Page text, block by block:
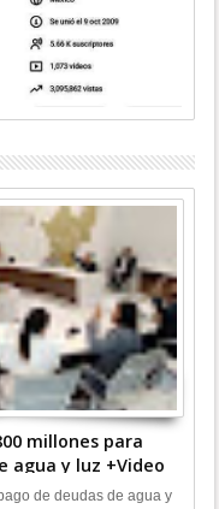
Miradas de reportero |
demasiados periodistas
de su vida / Por Rogelio
Hernández López*
01
2019
millones para
agua y luz +Video
de deudas de agua y